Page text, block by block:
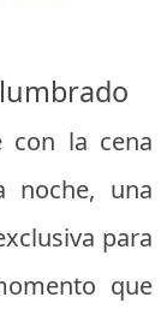
con la cena
noche, una
para
que